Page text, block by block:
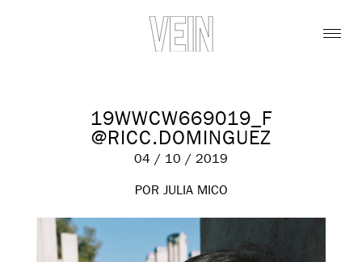
19WWCW669019_F
@RICC.DOMINGUEZ
04 / 10 / 2019
POR JULIA MICO